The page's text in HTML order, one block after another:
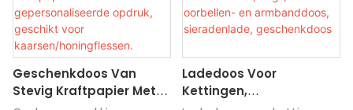
sieradenverpakkingen van
Pink Jewelry Packing Box
Custom.
Geschenkdoos Van
Stevig Kraftpapier Met
Ladedoos Voor
Kettingen,